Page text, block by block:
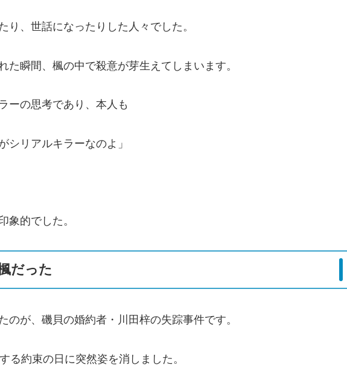
り、世話になったりした人々でした。
た瞬間、楓の中で殺意が芽生えてしまいます。
ーの思考であり、本人も
シリアルキラーなのよ」
象的でした。
だった
のが、磯貝の婚約者・川田梓の失踪事件です。
る約束の日に突然姿を消しました。